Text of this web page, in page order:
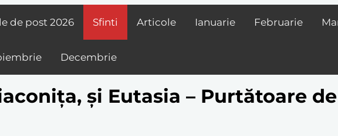
de post2026 Sfinti Articole Ianuarie Februarie
Decembrie
și Eutasia – Purtătoare